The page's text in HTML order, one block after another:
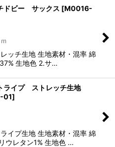
ドビー サックス [M0016-
ッチ生地 生地素材・混率 綿
生地色 2.サ…
ライプ ストレッチ生地
01]
イプ生地 生地素材・混率 綿
ウレタン1% 生地色 …